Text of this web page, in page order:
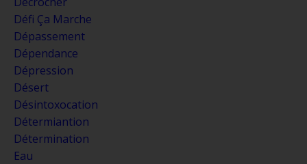
Défi Ça Marche
Dépassement
Dépendance
Dépression
Désert
Désintoxocation
Détermiantion
Détermination
Eau